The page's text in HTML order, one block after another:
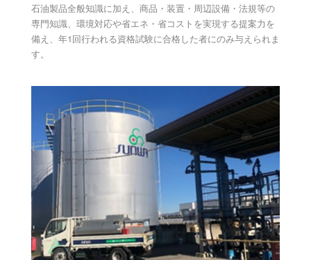
石油製品全般知識に加え、商品・装置・周辺設備・法規等の
専門知識、環境対応や省エネ・省コストを実現する提案力を
備え、年1回行われる資格試験に合格した者にのみ与えられま
す。